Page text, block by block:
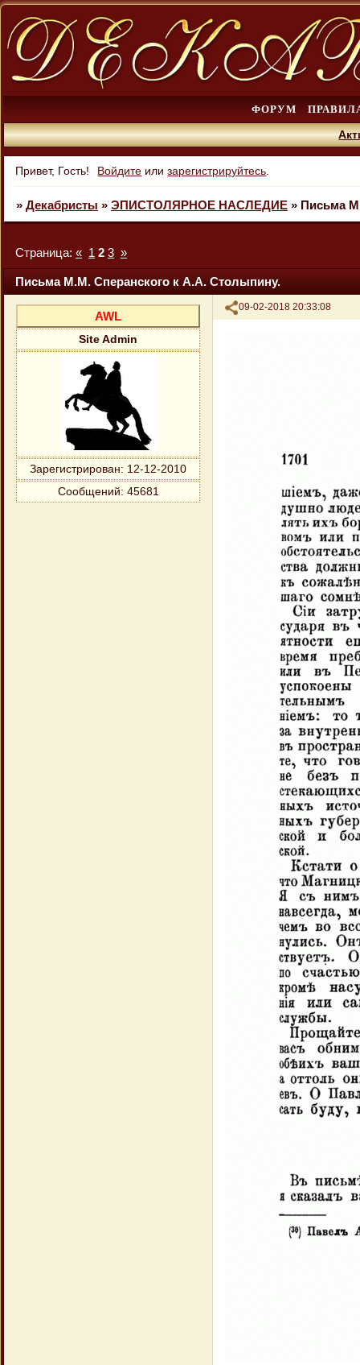
ФОРУМ
Привет, Гость! Войдите илизарегистрируйтесь
» Декабристы » ЭПИСТОЛЯРНОЕ НАСЛЕДИЕ » Письма
Письма М.М. Сперанского к А.А. Столыпину.
Страница: « 1 2 3 »
Поделиться
09-02-2018 20:33:08
AWL
Site Admin
Зарегистрирован: 12-12-2010
Сообщений: 45681